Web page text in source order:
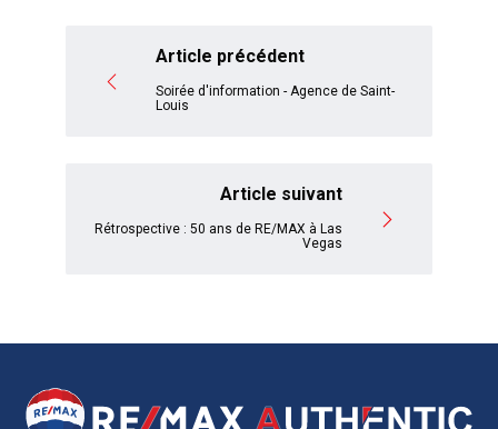
Article précédent
Soirée d'information - Agence de Saint-
Louis
Article suivant
Rétrospective : 50 ans de RE/MAX à Las
Vegas